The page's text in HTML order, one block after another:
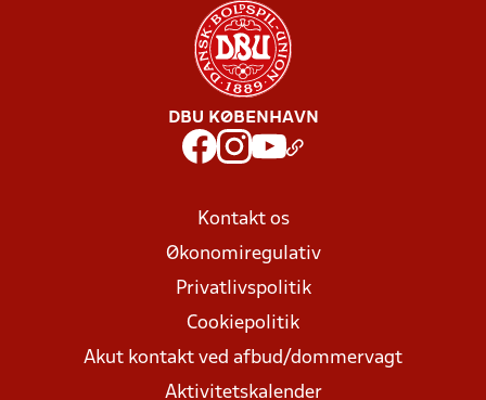
DBU KØBENHAVN
Kontakt os
Økonomiregulativ
Privatlivspolitik
Cookiepolitik
Akut kontakt ved afbud/dommervagt
Aktivitetskalender